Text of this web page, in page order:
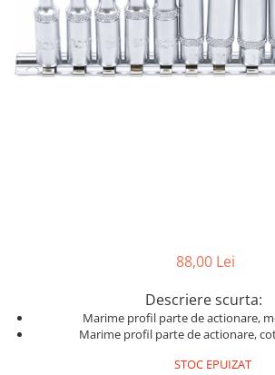
Dispozitive pentru anvelope
Gresoare
Alternator, Fulie
Mazda
Mercedes-Benz
Mini
Suzuki
Dispozitive magnetice, oglinzi,
lampi
88,00 Lei
Descriere scurta:
Marime profil parte de actionare,
Marime profil parte de actionare,
STOC EPUIZAT